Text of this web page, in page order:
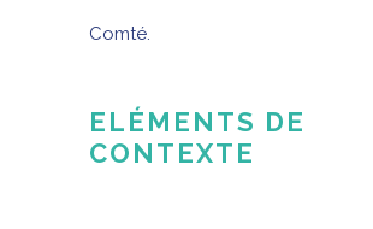
Comté.
ELÉMENTS DE
CONTEXTE